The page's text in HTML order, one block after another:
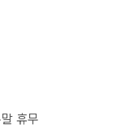
휴무